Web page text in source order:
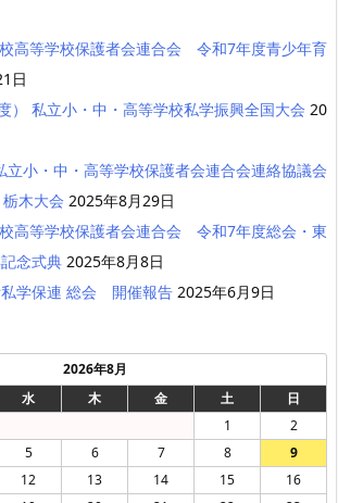
高等学校保護者会連合会 令和7年度青少年育
日
） 私立小・中・高等学校私学振興全国大会 20
立小・中・高等学校保護者会連合会連絡協議会
木大会 2025年8月29日
高等学校保護者会連合会 令和7年度総会・東
念式典 2025年8月8日
学保連 総会 開催報告 2025年6月9日
2026年8月
水 木 金 土
日
1
2
5 6 7 8
9
12 13 14 15
16